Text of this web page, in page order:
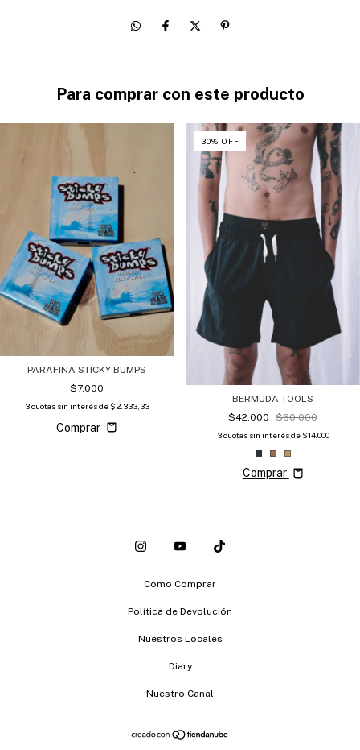
Para comprar con este producto
PARAFINA STICKY BUMPS
$7.000
3cuotas sin interés de $2.333,33
Comprar
30% OFF
BERMUDA TOOLS
$42.000
$60.000
3cuotas sin interés de $14.000
Comprar
Como Comprar
Política de Devolución
Nuestros Locales
Diary
Nuestro Canal